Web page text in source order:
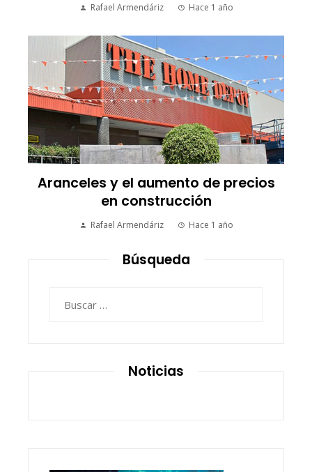
Rafael Armendáriz Hace 1 año
Aranceles y el aumento de precios
en construcción
Rafael Armendáriz Hace 1 año
Búsqueda
Noticias